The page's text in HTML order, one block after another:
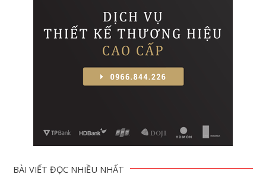
BÀI VIẾT ĐỌC NHIỀU NHẤT